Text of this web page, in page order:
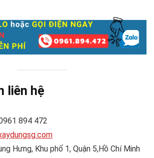
liên hệ
894 472
Hưng, Khu phố 1, Quận 5,Hồ Chí Minh